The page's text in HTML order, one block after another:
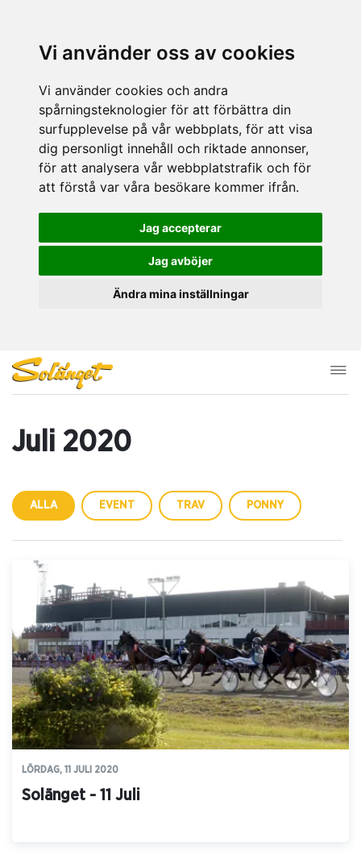
Vi använder oss av cookies
Vi använder cookies och andra
spårningsteknologier för att förbättra din
surfupplevelse på vår webbplats, för att visa
dig personligt innehåll och riktade annonser,
för att analysera vår webbplatstrafik och för
att förstå var våra besökare kommer ifrån.
Jag accepterar
Jag avböjer
Ändra mina inställningar
Juli 2020
ALLA EVENT TRAV PONNY
LÖRDAG, 11 JULI 2020
Solänget - 11 Juli